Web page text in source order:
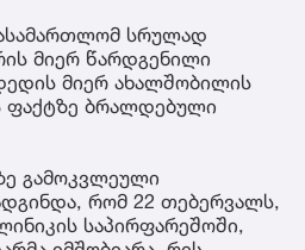
სრულად
მიერ წარდგენილი
მიერ ახალშობილის
ფაქტზე ბრალდებული
გამოკვლეული
რომ 22 თებერვალს,
საპირფარეშოში,